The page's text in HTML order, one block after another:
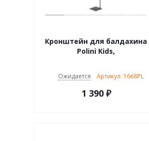
Кронштейн для балдахина
Polini Kids,
Ожидается Артикул: 1668PL
1 390₽